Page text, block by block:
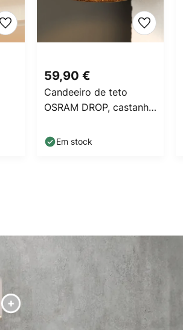
59,90 €
Candeeiro de teto
OSRAM DROP, castanha,
ondulado, E27
Em stock